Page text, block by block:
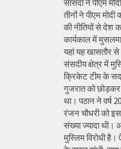
सांसदों ने पीएम
तीनों ने पीएम
की नीतियों से देश
कार्यकाल में
यहां यह खासतौर
संसदीय क्षेत्र में
क्रिकेट टीम के
गुजरात को छोड़कर
था। पठान ने वर्ष
रंजन चौधरी को
संख्या ज्यादा थी।
मुस्लिम विरोधी